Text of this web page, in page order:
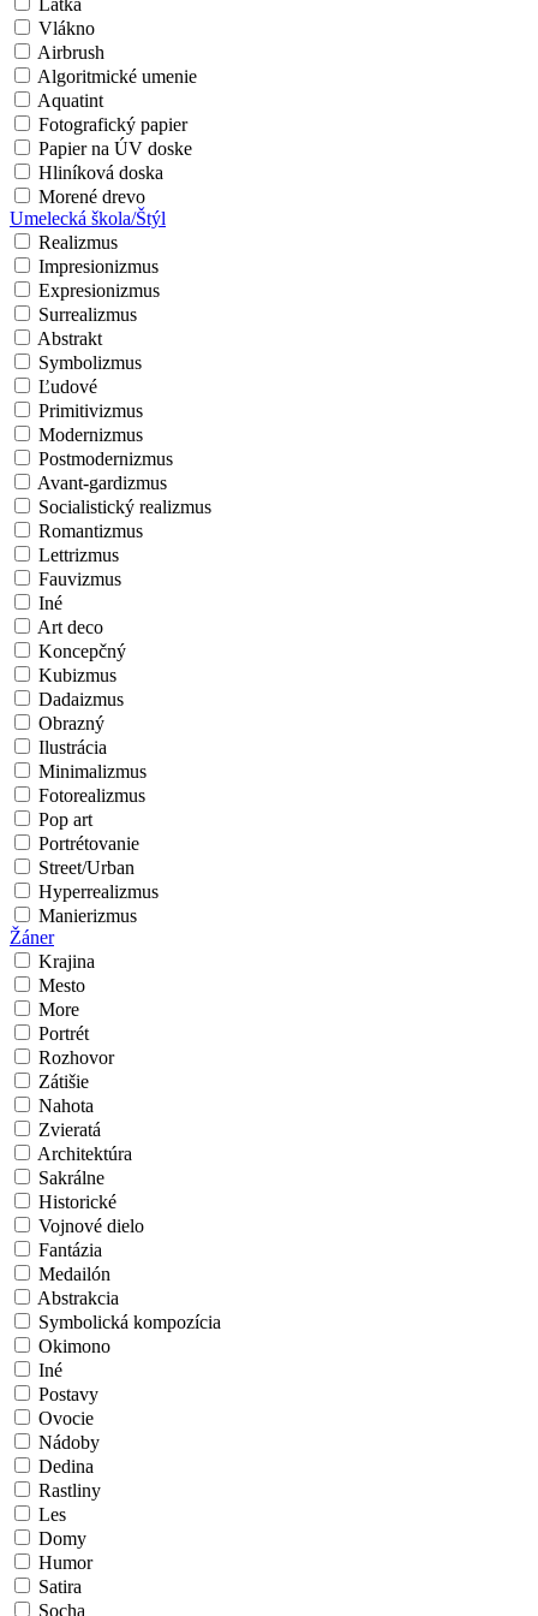
Látka
Vlákno
Airbrush
Algoritmické umenie
Aquatint
Fotografický papier
Papier na ÚV doske
Hliníková doska
Morené drevo
Umelecká škola/Štýl
Realizmus
Impresionizmus
Expresionizmus
Surrealizmus
Abstrakt
Symbolizmus
Ľudové
Primitivizmus
Modernizmus
Postmodernizmus
Avant-gardizmus
Socialistický realizmus
Romantizmus
Lettrizmus
Fauvizmus
Iné
Art deco
Koncepčný
Kubizmus
Dadaizmus
Obrazný
Ilustrácia
Minimalizmus
Fotorealizmus
Pop art
Portrétovanie
Street/Urban
Hyperrealizmus
Manierizmus
Žáner
Krajina
Mesto
More
Portrét
Rozhovor
Zátišie
Nahota
Zvieratá
Architektúra
Sakrálne
Historické
Vojnové dielo
Fantázia
Medailón
Abstrakcia
Symbolická kompozícia
Okimono
Iné
Postavy
Ovocie
Nádoby
Dedina
Rastliny
Les
Domy
Humor
Satira
Socha